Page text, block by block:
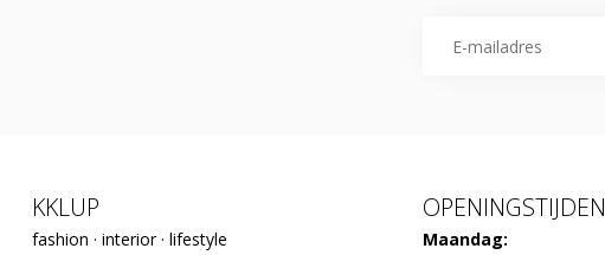
KKLUP
fashion · interior · lifestyle
OPENINGSTIJDEN
Maandag: